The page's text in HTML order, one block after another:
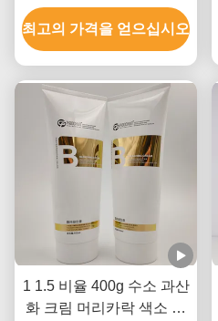
레벨까지 올립니다
최고의 가격을 얻으십시오
1 1.5 비율 400g 수소 과산
화 크림 머리카락 색소 제